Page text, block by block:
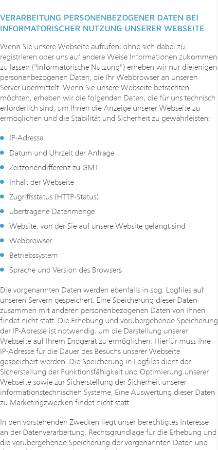
VERARBEITUNG PERSONENBEZOGENER DATEN BEI
INFORMATORISCHER NUTZUNG UNSERER WEBSEITE
Wenn Sie unsere Webseite aufrufen, ohne sich dabei zu
registrieren oder uns auf andere Weise Informationen zukommen
zu lassen ("Informatorische Nutzung") erheben wir nur diejenigen
personenbezogenen Daten, die Ihr Webbrowser an unseren
Server übermittelt. Wenn Sie unsere Webseite betrachten
möchten, erheben wir die folgenden Daten, die für uns technisch
erforderlich sind, um Ihnen die Anzeige unserer Webseite zu
ermöglichen und die Stabilität und Sicherheit zu gewährleisten:
IP-Adresse
Datum und Uhrzeit der Anfrage
Zeitzonendifferenz zu GMT
Inhalt der Webseite
Zugriffsstatus (HTTP-Status)
übertragene Datenmenge
Website, von der Sie auf unsere Website gelangt sind
Webbrowser
Betriebssystem
Sprache und Version des Browsers
Die vorgenannten Daten werden ebenfalls in sog. Logfiles auf
unseren Servern gespeichert. Eine Speicherung dieser Daten
zusammen mit anderen personenbezogenen Daten von Ihnen
findet nicht statt. Die Erhebung und vorübergehende Speicherung
der IP-Adresse ist notwendig, um die Darstellung unserer
Webseite auf Ihrem Endgerät zu ermöglichen. Hierfür muss Ihre
IP-Adresse für die Dauer des Besuchs unserer Webseite
gespeichert werden. Die Speicherung in Logfiles dient der
Sicherstellung der Funktionsfähigkeit und Optimierung unserer
Webseite sowie zur Sicherstellung der Sicherheit unserer
informationstechnischen Systeme. Eine Auswertung dieser Daten
zu Marketingzwecken findet nicht statt.
In den vorstehenden Zwecken liegt unser berechtigtes Interesse
an der Datenverarbeitung. Rechtsgrundlage für die Erhebung und
die vorübergehende Speicherung der vorgenannten Daten und